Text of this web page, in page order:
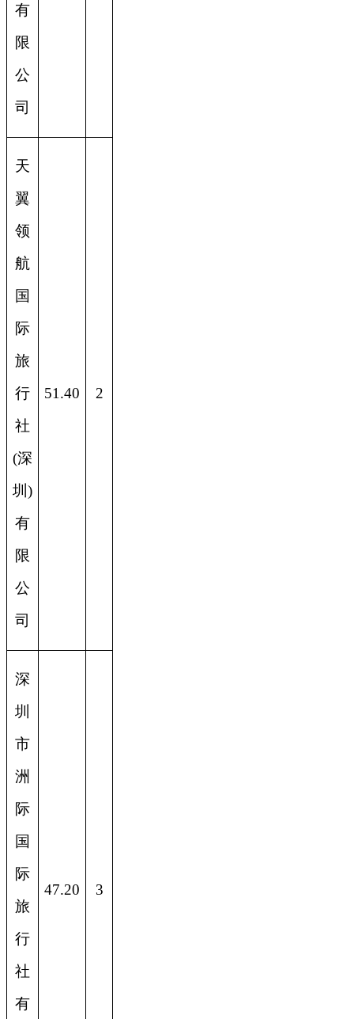
有
限
公
司
天
翼
领
航
国
际
旅
行
社
(深
圳)
有
限
公
司
51.40 2
深
圳
市
洲
际
国
际
旅
行
社
有
47.20 3